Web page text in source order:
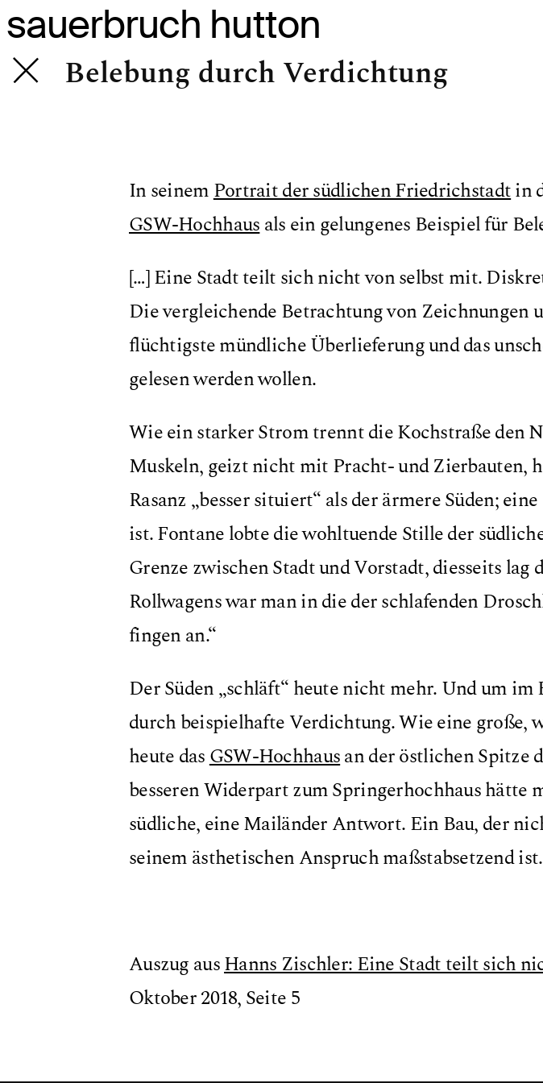
sauerbruch hutton
Belebung durch Verdichtung
In seinemPortrait der südlichen Friedrichstadtin
GSW-Hochhausals ein gelungenes Beispiel für
[…] Eine Stadt teilt sich nicht von selbst mit.
Die vergleichende Betrachtung von Zeichnungen
flüchtigste mündliche Überlieferung und das
gelesen werden wollen.
Wie ein starker Strom trennt die Kochstraße den
Muskeln, geizt nicht mit Pracht- und Zierbauten,
Rasanz „besser situiert“ als der ärmere Süden;
ist. Fontane lobte die wohltuende Stille der
Grenze zwischen Stadt und Vorstadt, diesseits
Rollwagens war man in die der schlafenden
fingen an.“
Der Süden „schläft“ heute nicht mehr. Und um
durch beispielhafte Verdichtung. Wie eine große,
heute dasGSW-Hochhausan der östlichen Spitze
besseren Widerpart zum Springerhochhaus
südliche, eine Mailänder Antwort. Ein Bau, der
seinem ästhetischen Anspruch maßstabsetzend
Auszug ausHanns Zischler: Eine Stadt teilt sich
Oktober 2018, Seite 5